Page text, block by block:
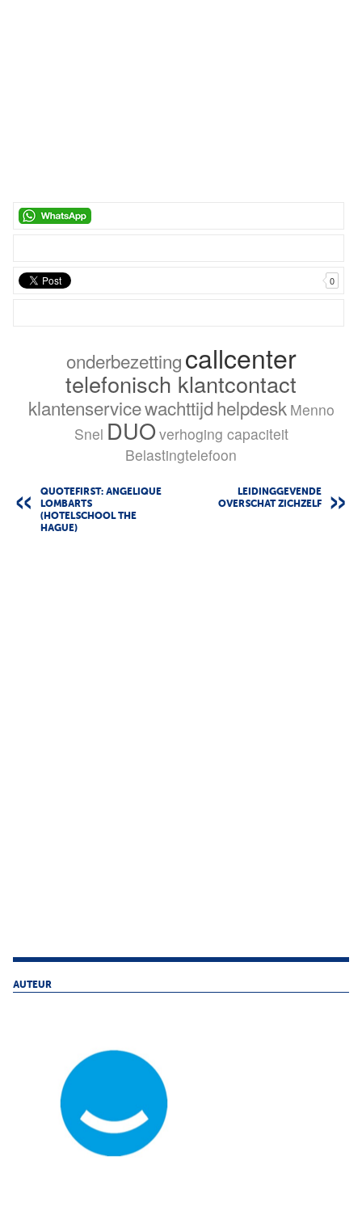
0
onderbezettingcallcenter
telefonisch klantcontact
klantenservicewachttijdhelpdesk Menno
Snel DUOverhoging capaciteit
Belastingtelefoon
QUOTEFIRST: ANGELIQUE
LOMBARTS
(HOTELSCHOOL THE
HAGUE)
LEIDINGGEVENDE
OVERSCHAT ZICHZELF
AUTEUR